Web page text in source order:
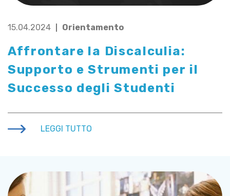
15.04.2024 Orientamento
Affrontare la Discalculia:
Supporto e Strumenti per il
Successo degli Studenti
LEGGI TUTTO